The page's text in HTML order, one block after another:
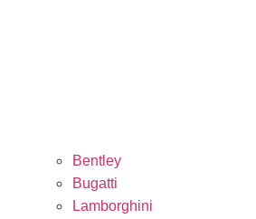
Bentley
Bugatti
Lamborghini